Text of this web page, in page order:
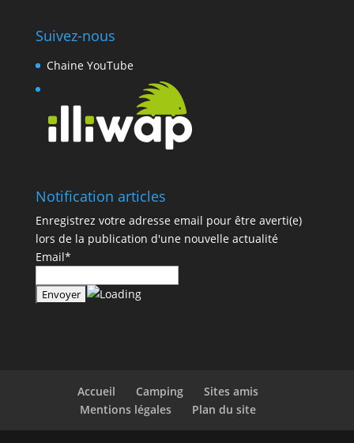
Suivez-nous
Chaine YouTube
Notification articles
Enregistrez votre adresse email pour être averti(e)
lors de la publication d'une nouvelle actualité
Email*
Accueil Camping
Sites amis
Mentions légales
Plan du site